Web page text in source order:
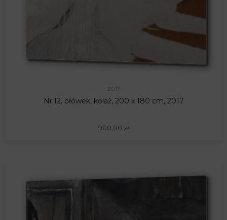
2017
Nr.12, ołówek, kolaż, 200 x 180 cm, 2017
900,00 zł